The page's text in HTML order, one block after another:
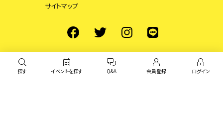
サイトマップ
探す イベントを探す Q&A 会員登録 ログイン